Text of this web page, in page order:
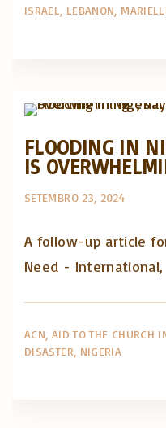
ISRAEL LEBANON
FLOODING IN
IS
SETEMBRO 23, 2024
A follow-up article
Need -
ACN AID TO THE CHURCH
DISASTER NIGERIA